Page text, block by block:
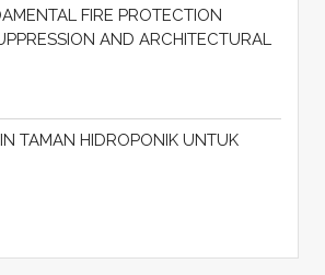
FIRE PROTECTION
AND ARCHITECTURAL
TAMAN HIDROPONIK UNTUK